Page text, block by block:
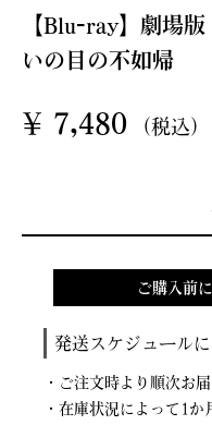
【Blu-ray】劇場
いの目の不如帰
¥ 7,480 (税込)
ご購入前
発送スケジュール
・ご注文時より順次お
・在庫状況によって1